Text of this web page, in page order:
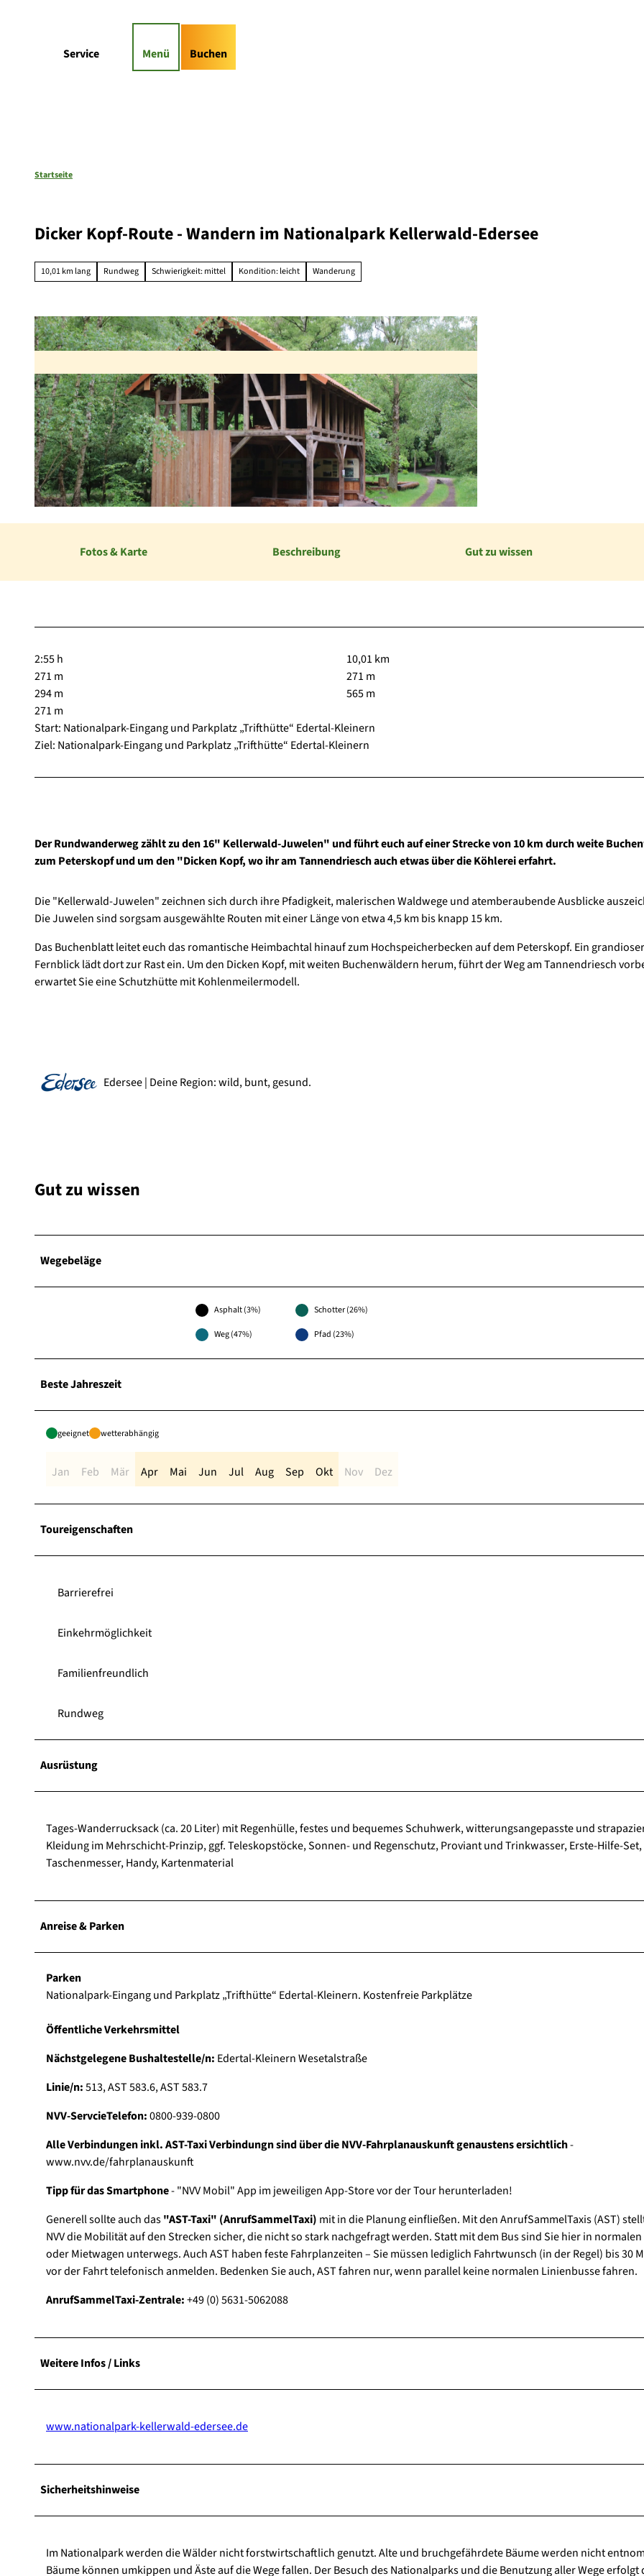
Service Menü Buchen
Startseite
Dicker Kopf-Route - Wandern im Nationalpark Kellerwald-Edersee
10,01 km lang Rundweg Schwierigkeit: mittel Kondition: leicht Wanderung
Fotos & Karte Beschreibung Gut zu wissen
2:55 h
10,01 km
271 m
271 m
294 m
565 m
271 m
Start: Nationalpark-Eingang und Parkplatz „Trifthütte“ Edertal-Kleinern
Ziel: Nationalpark-Eingang und Parkplatz „Trifthütte“ Edertal-Kleinern
Der Rundwanderweg zählt zu den 16" Kellerwald-Juwelen" und führt euch auf einer Strecke von 10 km durch weite
zum Peterskopf und um den "Dicken Kopf, wo ihr am Tannendriesch auch etwas über die Köhlerei erfahrt.
Die "Kellerwald-Juwelen" zeichnen sich durch ihre Pfadigkeit, malerischen Waldwege und atemberaubende Ausblicke
Die Juwelen sind sorgsam ausgewählte Routen mit einer Länge von etwa 4,5 km bis knapp 15 km.
Das Buchenblatt leitet euch das romantische Heimbachtal hinauf zum Hochspeicherbecken auf dem Peterskopf. Ein grandioser
Fernblick lädt dort zur Rast ein. Um den Dicken Kopf, mit weiten Buchenwäldern herum, führt der Weg am Tannendriesch
erwartet Sie eine Schutzhütte mit Kohlenmeilermodell.
Edersee | Deine Region: wild, bunt, gesund.
Gut zu wissen
Wegebeläge
Asphalt (3%) Schotter (26%)
Weg (47%) Pfad (23%)
Beste Jahreszeit
geeignet wetterabhängig
Jan Feb Mär Apr Mai Jun Jul Aug Sep Okt Nov Dez
Toureigenschaften
Barrierefrei
Einkehrmöglichkeit
Familienfreundlich
Rundweg
Ausrüstung
Tages-Wanderrucksack (ca. 20 Liter) mit Regenhülle, festes und bequemes Schuhwerk, witterungsangepasste und
Kleidung im Mehrschicht-Prinzip, ggf. Teleskopstöcke, Sonnen- und Regenschutz, Proviant und Trinkwasser, Erste-Hilfe-Set,
Taschenmesser, Handy, Kartenmaterial
Anreise & Parken
Parken
Nationalpark-Eingang und Parkplatz „Trifthütte“ Edertal-Kleinern. Kostenfreie Parkplätze
Öffentliche Verkehrsmittel
Nächstgelegene Bushaltestelle/n: Edertal-Kleinern Wesetalstraße
Linie/n:513, AST 583.6, AST 583.7
NVV-ServcieTelefon:0800-939-0800
Alle Verbindungen inkl. AST-Taxi Verbindungn sind über die NVV-Fahrplanauskunft genaustens ersichtlich-
www.nvv.de/fahrplanauskunft
Tipp für das Smartphone- "NVV Mobil" App im jeweiligen App-Store vor der Tour herunterladen!
Generell sollte auch das"AST-Taxi" (AnrufSammelTaxi) mit in die Planung einfließen. Mit den AnrufSammelTaxis (AST)
NVV die Mobilität auf den Strecken sicher, die nicht so stark nachgefragt werden. Statt mit dem Bus sind Sie hier in normalen
oder Mietwagen unterwegs. Auch AST haben feste Fahrplanzeiten – Sie müssen lediglich Fahrtwunsch (in der Regel) bis 30
vor der Fahrt telefonisch anmelden. Bedenken Sie auch, AST fahren nur, wenn parallel keine normalen Linienbusse fahren.
AnrufSammelTaxi-Zentrale:+49 (0) 5631-5062088
Weitere Infos / Links
www.nationalpark-kellerwald-edersee.de
Sicherheitshinweise
Im Nationalpark werden die Wälder nicht forstwirtschaftlich genutzt. Alte und bruchgefährdete Bäume werden nicht
Bäume können umkippen und Äste auf die Wege fallen. Der Besuch des Nationalparks und die Benutzung aller Wege erfolgt